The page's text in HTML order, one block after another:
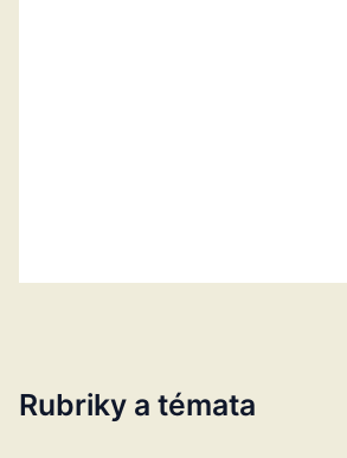
Rubriky a témata